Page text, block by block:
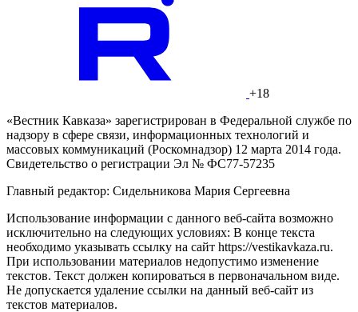
+18
«Вестник Кавказа» зарегистрирован в Федеральной службе по
надзору в сфере связи, информационных технологий и
массовых коммуникаций (Роскомнадзор) 12 марта 2014 года.
Свидетельство о регистрации Эл № ФС77-57235
Главный редактор: Сидельникова Мария Сергеевна
Использование информации с данного веб-сайта возможно
исключительно на следующих условиях: В конце текста
необходимо указывать ссылку на сайт https://vestikavkaza.ru.
При использовании материалов недопустимо изменение
текстов. Текст должен копироваться в первоначальном виде.
Не допускается удаление ссылки на данный веб-сайт из
текстов материалов.